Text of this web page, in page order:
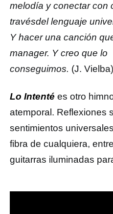
melodía y conectar con
travésdel lenguaje
Y hacer una canción
manager. Y creo que lo
conseguimos. (J. Vielba)
Lo Intenté es otro
atemporal. Reflexiones
sentimientos
fibra de cualquiera,
guitarras iluminadas